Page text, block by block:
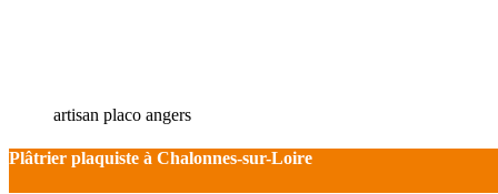
artisan placo angers
Plâtrier plaquiste à Chalonnes-sur-Loire